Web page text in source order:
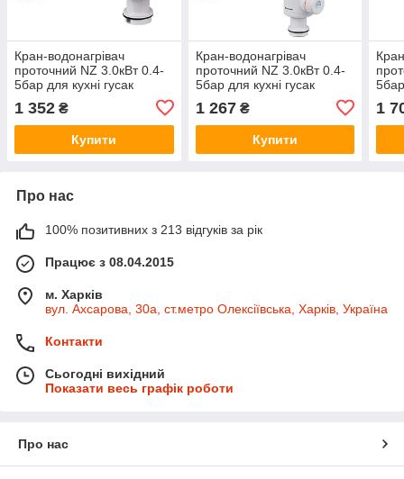
Кран-водонагрівач
проточний NZ 3.0кВт 0.4-
5бар для кухні гусак
дисплеєм AQUATICA (NZ-
6B242W)
1 352 ₴
Купити
Кран-водонагрівач
проточний NZ 3.0кВт 0.4-
5бар для кухні гусак
AQUATICA (NZ-6B312W)
1 267₴
Купити
1
Про нас
100% позитивних з 213 відгуків за рік
Працює з 08.04.2015
м. Харків
вул. Ахсарова, 30а, ст.метро Олексіївська, Харків, Україна
Контакти
Сьогодні вихідний
Показати весь графік роботи
Про нас